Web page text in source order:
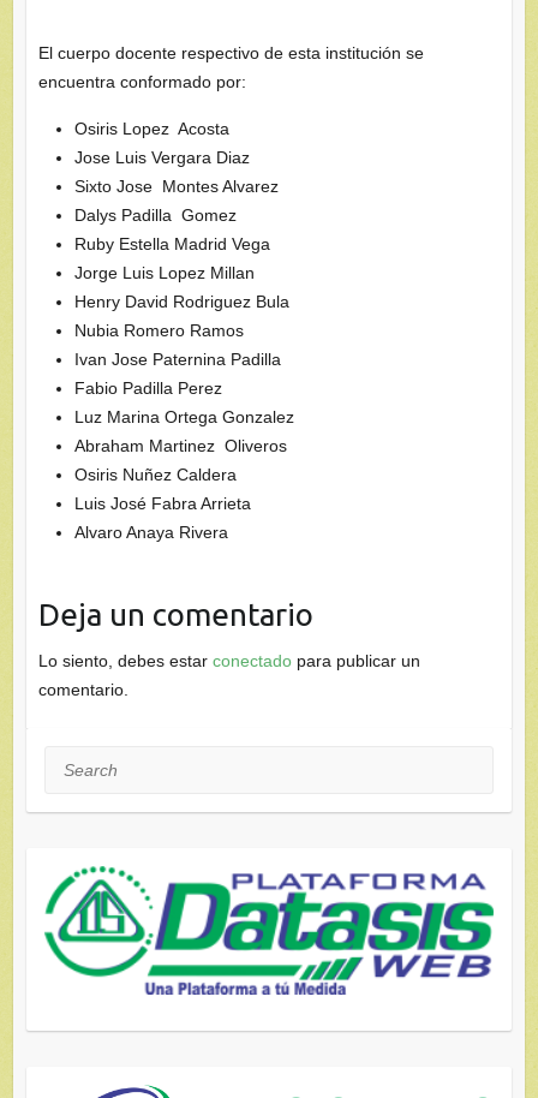
El cuerpo docente respectivo de esta institución se
encuentra conformado por:
Osiris Lopez Acosta
Jose Luis Vergara Diaz
Sixto Jose Montes Alvarez
Dalys Padilla Gomez
Ruby Estella Madrid Vega
Jorge Luis Lopez Millan
Henry David Rodriguez Bula
Nubia Romero Ramos
Ivan Jose Paternina Padilla
Fabio Padilla Perez
Luz Marina Ortega Gonzalez
Abraham Martinez Oliveros
Osiris Nuñez Caldera
Luis José Fabra Arrieta
Alvaro Anaya Rivera
Deja un comentario
Lo siento, debes estar conectadopara publicar un
comentario.
Search